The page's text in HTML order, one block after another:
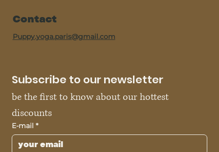
Contact
Puppy.yoga.paris@gmail.com
Subscribe to our newsletter
be the first to know about our hottest
discounts
E-mail *